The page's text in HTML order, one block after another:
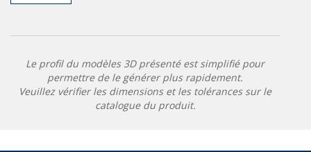
Le profil du modèles 3D présenté est simplifié pour
permettre de le générer plus rapidement.
Veuillez vérifier les dimensions et les tolérances sur le
catalogue du produit.